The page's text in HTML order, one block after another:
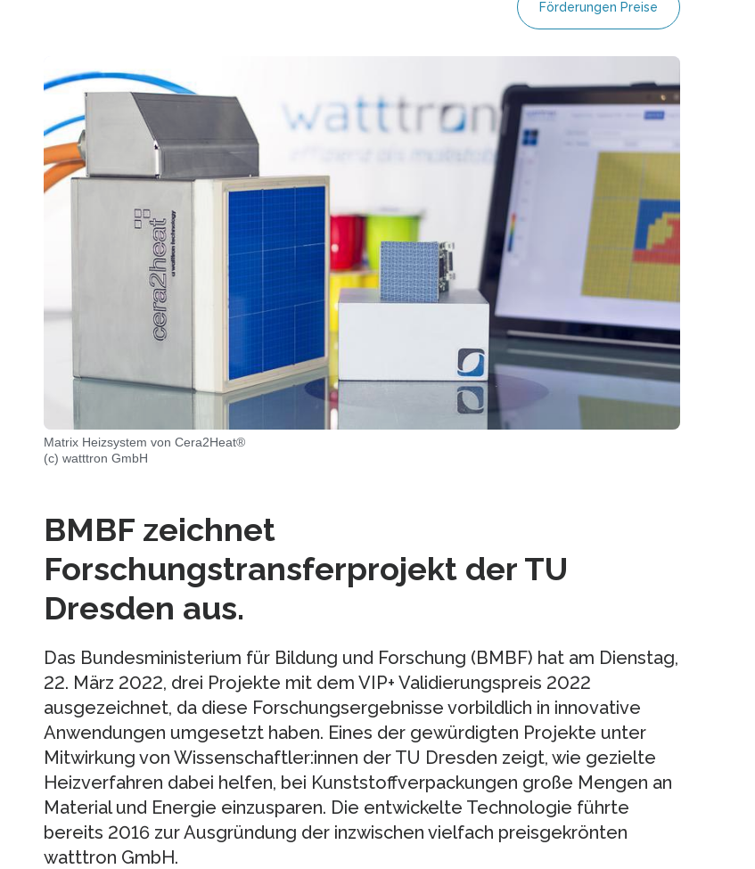
Förderungen Preise
Matrix Heizsystem von Cera2Heat®
(c) watttron GmbH
BMBF zeichnet
Forschungstransferprojekt der TU
Dresden aus.
Das Bundesministerium für Bildung und Forschung (BMBF) hat am Dienstag,
22. März 2022, drei Projekte mit dem VIP+ Validierungspreis 2022
ausgezeichnet, da diese Forschungsergebnisse vorbildlich in innovative
Anwendungen umgesetzt haben. Eines der gewürdigten Projekte unter
Mitwirkung von Wissenschaftler:innen der TU Dresden zeigt, wie gezielte
Heizverfahren dabei helfen, bei Kunststoffverpackungen große Mengen an
Material und Energie einzusparen. Die entwickelte Technologie führte
bereits 2016 zur Ausgründung der inzwischen vielfach preisgekrönten
watttron GmbH.